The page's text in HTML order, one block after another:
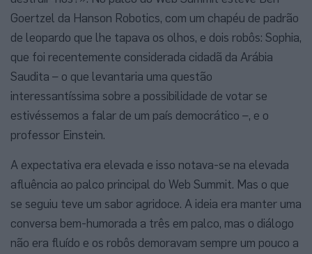
Goertzel da Hanson Robotics, com um chapéu de padrão
de leopardo que lhe tapava os olhos, e dois robôs: Sophia,
que foi recentemente considerada cidadã da Arábia
Saudita – o que levantaria uma questão
interessantíssima sobre a possibilidade de votar se
estivéssemos a falar de um país democrático –, e o
professor Einstein.
A expectativa era elevada e isso notava-se na elevada
afluência ao palco principal do Web Summit. Mas o que
se seguiu teve um sabor agridoce. A ideia era manter uma
conversa bem-humorada a três em palco, mas o diálogo
não era fluído e os robôs demoravam sempre um pouco a